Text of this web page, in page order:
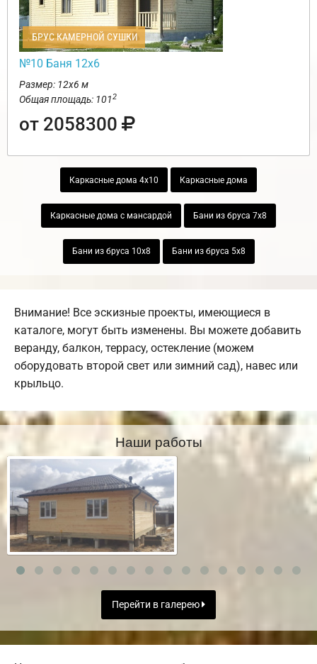
БРУС КАМЕРНОЙ СУШКИ
№10 Баня 12х6
Размер: 12х6 м
Общая площадь: 1012
от 2058300
Каркасные дома 4х10 Каркасные дома
Каркасные дома с мансардой Бани из бруса 7х8
Бани из бруса 10х8 Бани из бруса 5х8
Внимание! Все эскизные проекты, имеющиеся в
каталоге, могут быть изменены. Вы можете добавить
веранду, балкон, террасу, остекление (можем
оборудовать второй свет или зимний сад), навес или
крыльцо.
Наши работы
Перейти в галерею